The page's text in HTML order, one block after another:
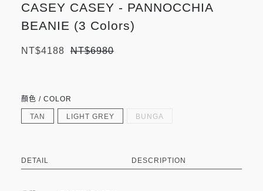
CASEY CASEY - PANNOCCHIA
BEANIE (3 Colors)
NT$4188 NT$6980
顏色 / COLOR
TAN LIGHT GREY BUNGA
DETAIL DESCRIPTION